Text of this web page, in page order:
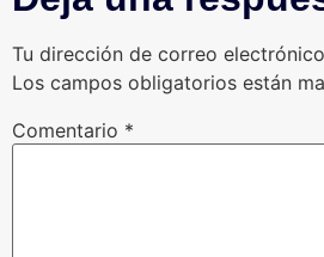
Tu dirección de correo
Los campos obligatorios están
Comentario *